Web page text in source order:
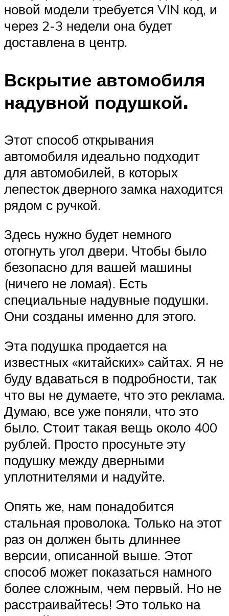
новой модели требуется VIN код, и
через 2-3 недели она будет
доставлена ​​в центр.
Вскрытие автомобиля
надувной подушкой.
Этот способ открывания
автомобиля идеально подходит
для автомобилей, в которых
лепесток дверного замка находится
рядом с ручкой.
Здесь нужно будет немного
отогнуть угол двери. Чтобы было
безопасно для вашей машины
(ничего не ломая). Есть
специальные надувные подушки.
Они созданы именно для этого.
Эта подушка продается на
известных «китайских» сайтах. Я не
буду вдаваться в подробности, так
что вы не думаете, что это реклама.
Думаю, все уже поняли, что это
было. Стоит такая вещь около 400
рублей. Просто просуньте эту
подушку между дверными
уплотнителями и надуйте.
Опять же, нам понадобится
стальная проволока. Только на этот
раз он должен быть длиннее
версии, описанной выше. Этот
способ может показаться намного
более сложным, чем первый. Но не
расстраивайтесь! Это только на